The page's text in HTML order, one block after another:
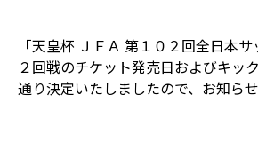
「天皇杯 ＪＦＡ 第１０２回全日本サ
２回戦のチケット発売日およびキッ
通り決定いたしましたので、お知らせ